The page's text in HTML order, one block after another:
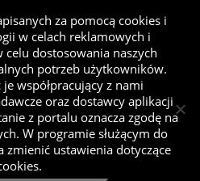
za pomocą cookies i
w celach reklamowych i
celu dostosowania naszych
potrzeb użytkowników.
współpracujący z nami
oraz dostawcy aplikacji
z portalu oznacza zgodę na
W programie służącym do
zmienić ustawienia dotyczące